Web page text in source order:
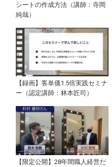
シートの作成方法（講師：寺岡
純哉）
【録画】客単価1.5倍実践セミナ
ー（認定講師：林本匠司）
【限定公開】28年間職人経営だ